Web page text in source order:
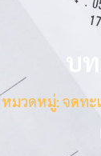
บ
หมวดหมู่: จดทะ